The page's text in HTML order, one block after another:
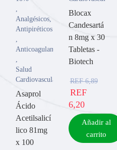
,
Analgésicos,
Antipiréticos
,
Anticoagulantes
,
Salud
Cardiovascular
Asaprol
Ácido
Acetilsalicí
lico 81mg
x 100
Blocax
Candesartá
n 8mg x 30
Tabletas -
Biotech
REF6,89
REF
6,20
Añadir al
carrito